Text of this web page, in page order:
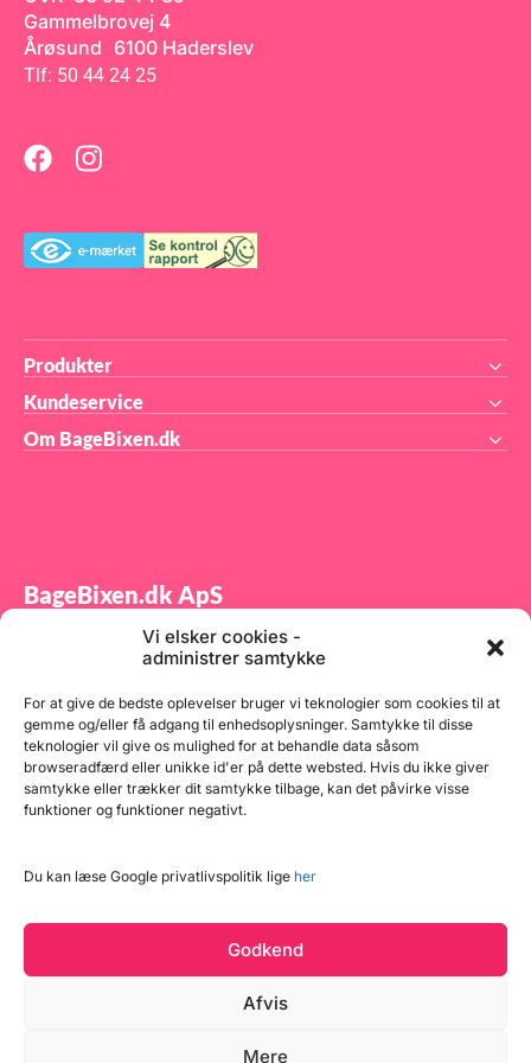
Vi elsker cookies -
administrer samtykke
For at give de bedste oplevelser bruger vi teknologier som cookies til at
gemme og/eller få adgang til enhedsoplysninger. Samtykke til disse
teknologier vil give os mulighed for at behandle data såsom
browseradfærd eller unikke id'er på dette websted. Hvis du ikke giver
samtykke eller trækker dit samtykke tilbage, kan det påvirke visse
funktioner og funktioner negativt.
Du kan læse Google privatlivspolitik lige her
Godkend
Afvis
Mere
Gammelbrovej 4
Årøsund 6100 Haderslev
Tlf: 50 44 24 25
Produkter
Kundeservice
Om BageBixen.dk
BageBixen.dk ApS
Tilmeld dig vores nyhedsbrev og modtag gode tilbud
samt spændende produktnyheder direkte i din
indbakke.